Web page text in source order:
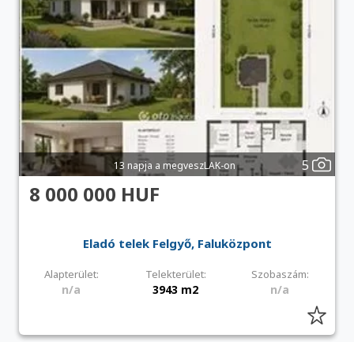
13 napja a megveszLAK-on 5
8 000 000 HUF
Eladó telek Felgyő, Faluközpont
Alapterület: Telekterület: Szobaszám:
n/a 3943 m2 n/a